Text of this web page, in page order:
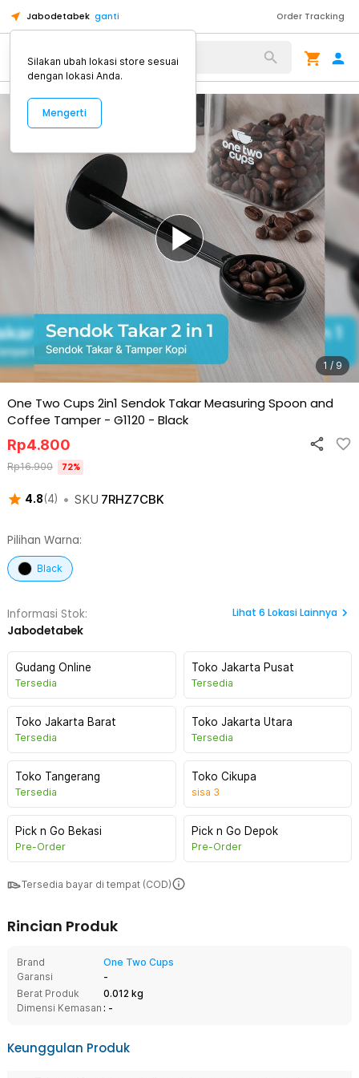
Jabodetabek ganti Order Tracking
Alat Kopi
1 / 9
One Two Cups 2in1 Sendok Takar Measuring Spoon and
Coffee Tamper - G1120 - Black
4.8(4) • SKU 7RHZ7CBK
Rp4.800
Rp16.900 72%
Pilihan Warna:
Black
Informasi Stok:
Jabodetabek
Lihat 6 Lokasi Lainnya
Gudang Online
Tersedia
Toko Jakarta Pusat
Tersedia
Toko Jakarta Barat
Tersedia
Toko Jakarta Utara
Tersedia
Toko Tangerang
Tersedia
Toko Cikupa
sisa 3
Pick n Go Bekasi
Pre-Order
Pick n Go Depok
Pre-Order
Tersedia bayar di tempat (COD)
Rincian Produk
Brand
One Two Cups
Garansi
-
Berat Produk
0.012 kg
Dimensi Kemasan : -
Keunggulan Produk
Silakan ubah lokasi store sesuai
dengan lokasi Anda.
Mengerti